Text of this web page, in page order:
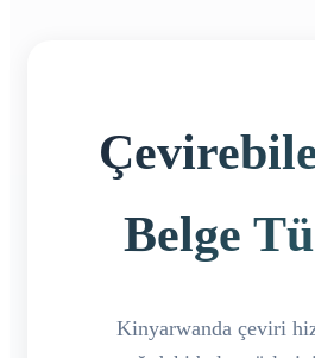
Belge
Kinyarwanda çeviri